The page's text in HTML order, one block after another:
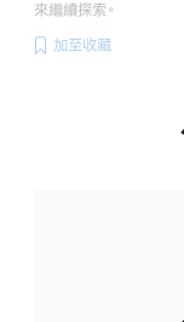
來繼續探索。
加至收藏